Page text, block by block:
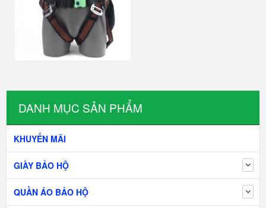
DANH MỤC SẢN PHẨM
KHUYẾN MÃI
GIÀY BẢO HỘ
QUẦN ÁO BẢO HỘ